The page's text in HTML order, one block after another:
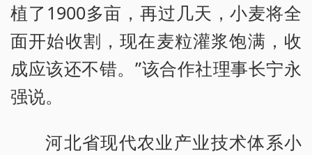
植了1900多亩，再过几天，小麦将全
面开始收割，现在麦粒灌浆饱满，收
成应该还不错。”该合作社理事长宁永
强说。
河北省现代农业产业技术体系小